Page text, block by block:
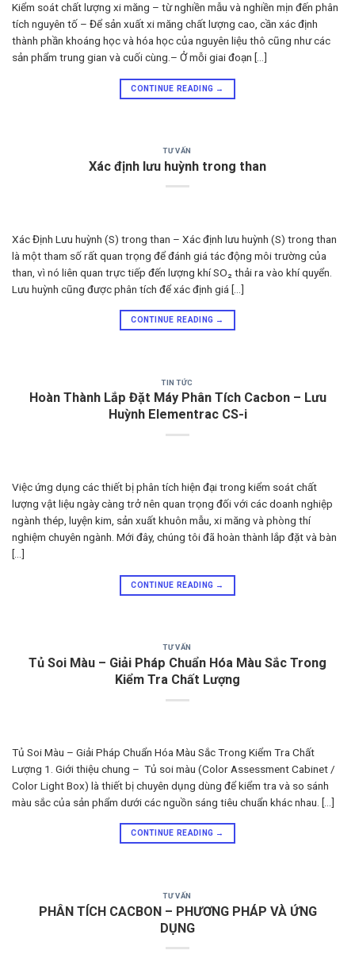
Kiểm soát chất lượng xi măng – từ nghiền mẫu và nghiền mịn đến phân
tích nguyên tố – Để sản xuất xi măng chất lượng cao, cần xác định
thành phần khoáng học và hóa học của nguyên liệu thô cũng như các
sản phẩm trung gian và cuối cùng.– Ở mỗi giai đoạn […]
CONTINUE READING →
TƯ VẤN
Xác định lưu huỳnh trong than
Xác Định Lưu huỳnh (S) trong than – Xác định lưu huỳnh (S) trong than
là một tham số rất quan trọng để đánh giá tác động môi trường của
than, vì nó liên quan trực tiếp đến lượng khí SO₂ thải ra vào khí quyển.
Lưu huỳnh cũng được phân tích để xác định giá […]
CONTINUE READING →
TIN TỨC
Hoàn Thành Lắp Đặt Máy Phân Tích Cacbon – Lưu
Huỳnh Elementrac CS-i
Việc ứng dụng các thiết bị phân tích hiện đại trong kiểm soát chất
lượng vật liệu ngày càng trở nên quan trọng đối với các doanh nghiệp
ngành thép, luyện kim, sản xuất khuôn mẫu, xi măng và phòng thí
nghiệm chuyên ngành. Mới đây, chúng tôi đã hoàn thành lắp đặt và bàn
[…]
CONTINUE READING →
TƯ VẤN
Tủ Soi Màu – Giải Pháp Chuẩn Hóa Màu Sắc Trong
Kiểm Tra Chất Lượng
Tủ Soi Màu – Giải Pháp Chuẩn Hóa Màu Sắc Trong Kiểm Tra Chất
Lượng 1. Giới thiệu chung – Tủ soi màu (Color Assessment Cabinet /
Color Light Box) là thiết bị chuyên dụng dùng để kiểm tra và so sánh
màu sắc của sản phẩm dưới các nguồn sáng tiêu chuẩn khác nhau. […]
CONTINUE READING →
TƯ VẤN
PHÂN TÍCH CACBON – PHƯƠNG PHÁP VÀ ỨNG
DỤNG